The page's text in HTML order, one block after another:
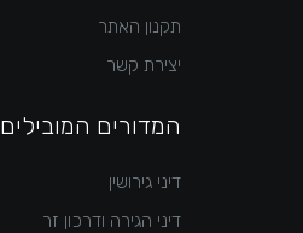
תקנון האתר
יצירת קשר
המדורים המובילים
דיני גירושין
דיני הגירה ודרכון זר